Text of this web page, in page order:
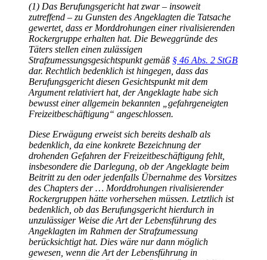
(1) Das Berufungsgericht hat zwar – insoweit
zutreffend – zu Gunsten des Angeklagten die Tatsache
gewertet, dass er Morddrohungen einer rivalisierenden
Rockergruppe erhalten hat. Die Beweggründe des
Täters stellen einen zulässigen
Strafzumessungsgesichtspunkt gemäß § 46 Abs. 2 StGB
dar. Rechtlich bedenklich ist hingegen, dass das
Berufungsgericht diesen Gesichtspunkt mit dem
Argument relativiert hat, der Angeklagte habe sich
bewusst einer allgemein bekannten „gefahrgeneigten
Freizeitbeschäftigung“ angeschlossen.
Diese Erwägung erweist sich bereits deshalb als
bedenklich, da eine konkrete Bezeichnung der
drohenden Gefahren der Freizeitbeschäftigung fehlt,
insbesondere die Darlegung, ob der Angeklagte beim
Beitritt zu den oder jedenfalls Übernahme des Vorsitzes
des Chapters der … Morddrohungen rivalisierender
Rockergruppen hätte vorhersehen müssen. Letztlich ist
bedenklich, ob das Berufungsgericht hierdurch in
unzulässiger Weise die Art der Lebensführung des
Angeklagten im Rahmen der Strafzumessung
berücksichtigt hat. Dies wäre nur dann möglich
gewesen, wenn die Art der Lebensführung in